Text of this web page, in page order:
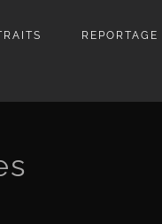
REPORTAGE